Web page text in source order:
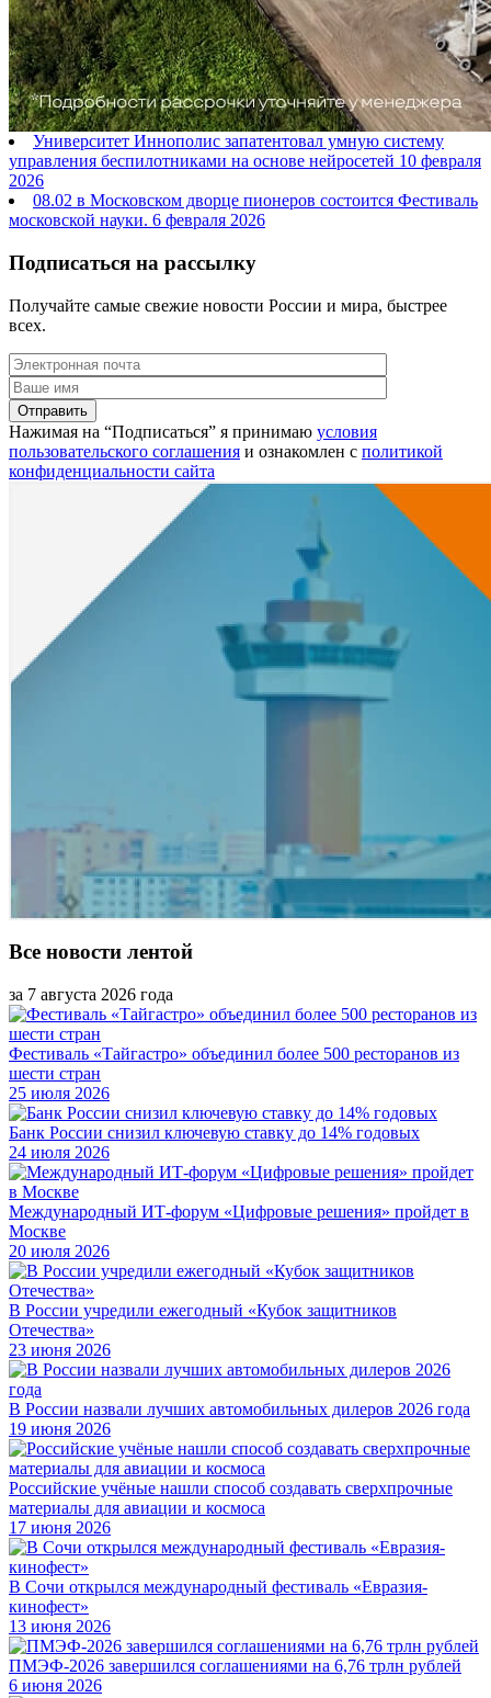
Университет Иннополис запатентовал умную систему
управления беспилотниками на основе нейросетей 10 февраля
2026
08.02 в Московском дворце пионеров состоится Фестиваль
московской науки. 6 февраля 2026
Подписаться на рассылку
Получайте самые свежие новости России и мира, быстрее
всех.
Нажимая на “Подписаться” я принимаю условия
пользовательского соглашения и ознакомлен с политикой
конфиденциальности сайта
Все новости лентой
за 7 августа 2026 года
Фестиваль «Тайгастро» объединил более 500 ресторанов из
шести стран
25 июля 2026
Банк России снизил ключевую ставку до 14% годовых
24 июля 2026
Международный ИТ-форум «Цифровые решения» пройдет в
Москве
20 июля 2026
В России учредили ежегодный «Кубок защитников
Отечества»
23 июня 2026
В России назвали лучших автомобильных дилеров 2026 года
19 июня 2026
Российские учёные нашли способ создавать сверхпрочные
материалы для авиации и космоса
17 июня 2026
В Сочи открылся международный фестиваль «Евразия-
кинофест»
13 июня 2026
ПМЭФ-2026 завершился соглашениями на 6,76 трлн рублей
6 июня 2026